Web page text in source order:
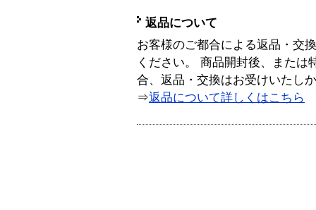
返品について
お客様のご都合による返品・交
ください。 商品開封後、または
合、返品・交換はお受けいたし
⇒返品について詳しくはこちら